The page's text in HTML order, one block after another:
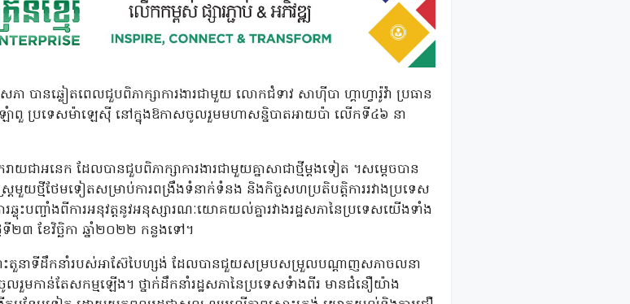
ា បានឆ្លៀតពេលជួបពិភាក្សាការងារជាមួយ លោកជំទាវ សាហ៊ីបា ហ្គាហ្វារ៉ូវ៉ា ប្រធាន
ឡំាពួ ប្រទេសម៉ាឡេស៊ី នៅក្នុងឱកាសចូលរួមមហាសន្និបាតអាយប៉ា លើកទី៤៦ នា
ាយជាអនេក ដែលបានជួបពិភាក្សាការងារជាមួយគ្នាសាជាថ្មីម្តងទៀត ។សម្តេចបាន
រមួយថ្មីថែមទៀតសម្រាប់ការពង្រឹងទំនាក់ទំនង និងកិច្ចសហប្រតិបត្តិការរវាងប្រទេស
ឆ្លុះបញ្ចាំងពីការអនុវត្តនូវអនុស្សារណៈយោគយល់គ្នារវាងរដ្ឋសភានៃប្រទេសយើងទាំង
២៣ ខែវិច្ឆិកា ឆ្នាំ២០២២ កន្លងទៅ។
ពោះតួនាទីដឹកនាំរបស់អាស៊ែបៃហ្សង់ ដែលបានជួយសម្របសម្រួលបណ្ដាញសភាចលនា
មកាន់តែសកម្មឡើង។ ថ្នាក់ដឹកនាំរដ្ឋសភានៃប្រទេសទំាងពីរ មានជំនឿយ៉ាង